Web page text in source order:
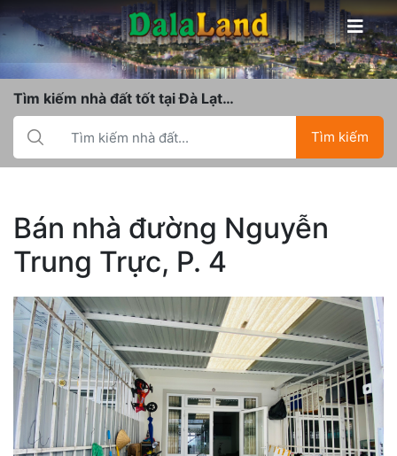
Tìm kiếm nhà đất tốt tại Đà Lạt…
Tìm kiếm
Bán nhà đường Nguyễn
Trung Trực, P. 4